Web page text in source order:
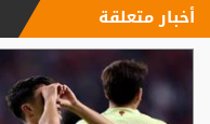
أخبار متعلقة